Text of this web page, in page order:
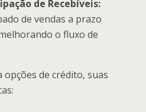
de Recebíveis:
de vendas a prazo
o fluxo de
de crédito, suas